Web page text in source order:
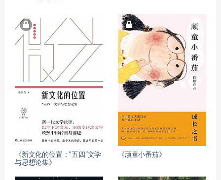
《新文化的位置：“五四”文学
与思想论集》
《顽童小番茄》